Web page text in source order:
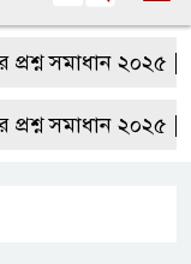
সমাধান ২০২৫ |
সমাধান ২০২৫ |